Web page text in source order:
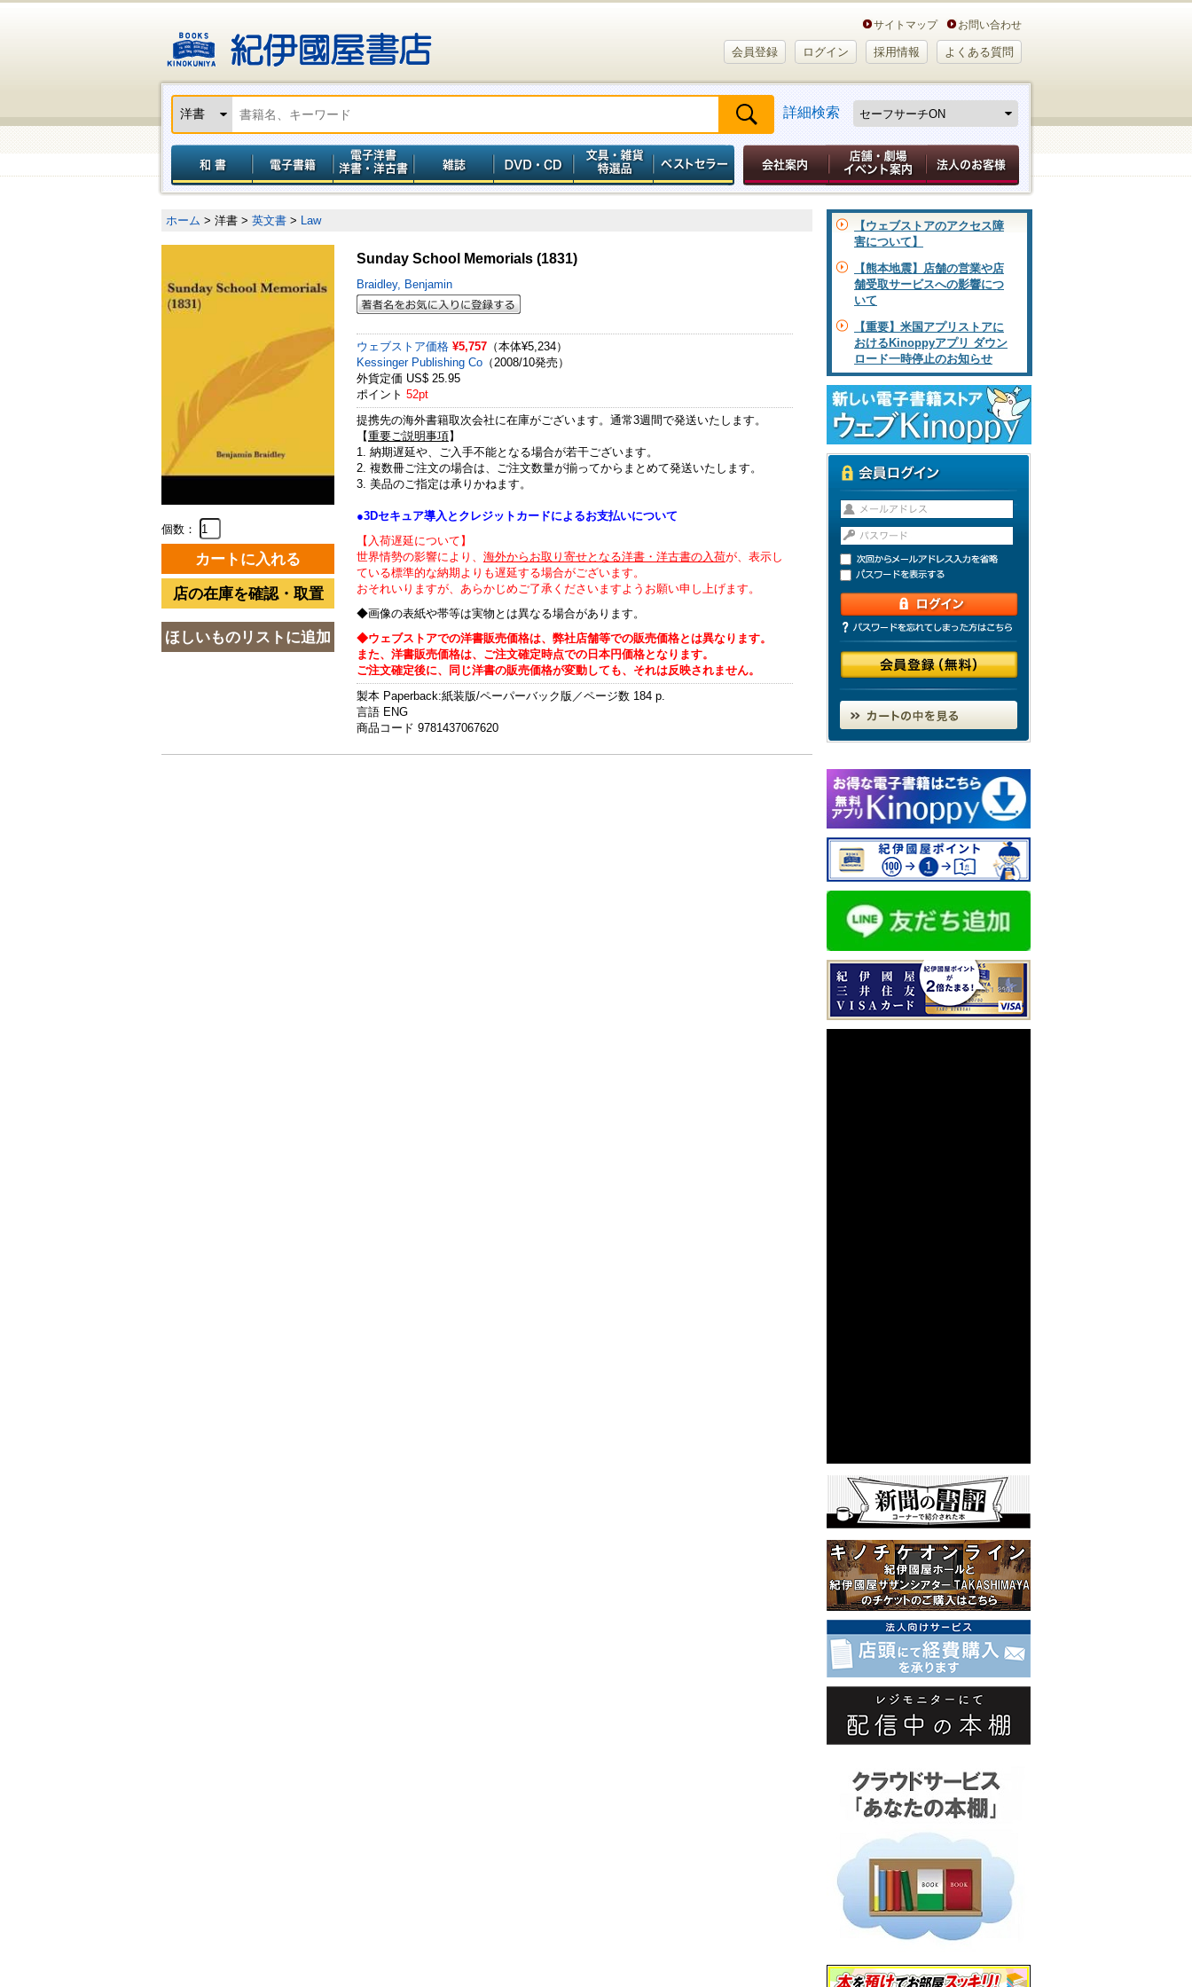
サイトマップ お問い合わせ
会員登録 ログイン 採用情報 よくある質問
詳細検索
ホーム > 洋書 > 英文書 > Law
個数：
Sunday School Memorials (1831)
Braidley, Benjamin
ウェブストア価格 ¥5,757 （本体¥5,234）
Kessinger Publishing Co （2008/10発売）
外貨定価 US$ 25.95
ポイント 52pt
提携先の海外書籍取次会社に在庫がございます。通常3週間で発送いたします。
【重要ご説明事項】
1. 納期遅延や、ご入手不能となる場合が若干ございます。
2. 複数冊ご注文の場合は、ご注文数量が揃ってからまとめて発送いたします。
3. 美品のご指定は承りかねます。
●3Dセキュア導入とクレジットカードによるお支払いについて
【入荷遅延について】
世界情勢の影響により、 海外からお取り寄せとなる洋書・洋古書の入荷が、表示し
ている標準的な納期よりも遅延する場合がございます。
おそれいりますが、あらかじめご了承くださいますようお願い申し上げます。
◆画像の表紙や帯等は実物とは異なる場合があります。
◆ウェブストアでの洋書販売価格は、弊社店舗等での販売価格とは異なります。
また、洋書販売価格は、ご注文確定時点での日本円価格となります。
ご注文確定後に、同じ洋書の販売価格が変動しても、それは反映されません。
製本 Paperback:紙装版/ペーパーバック版／ページ数 184 p.
言語 ENG
商品コード 9781437067620
【ウェブストアのアクセス障
害について】
【熊本地震】店舗の営業や店
舗受取サービスへの影響につ
いて
【重要】米国アプリストアに
おけるKinoppyアプリ ダウン
ロード一時停止のお知らせ